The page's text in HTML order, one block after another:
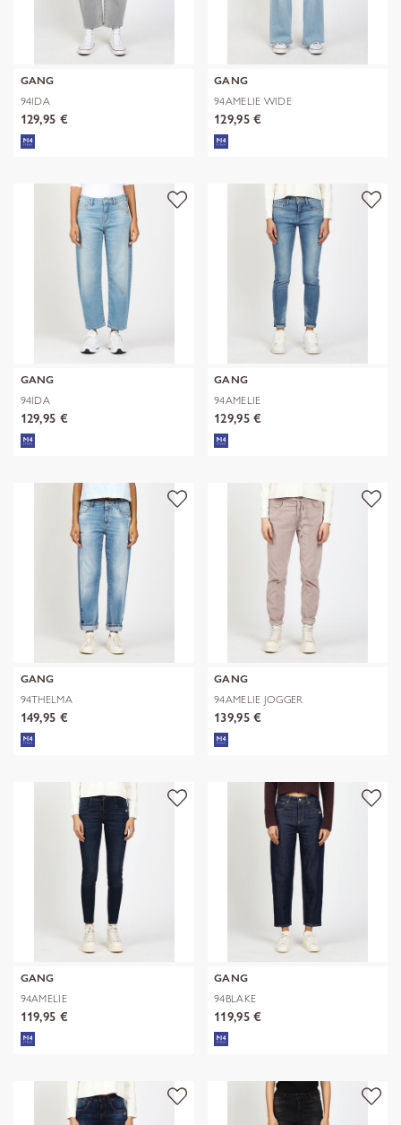
GANG
94IDA
129,95 €
GANG
94AMELIE WIDE
129,95 €
GANG
94IDA
129,95 €
GANG
94AMELIE
129,95 €
GANG
94THELMA
149,95 €
GANG
94AMELIE JOGGER
139,95 €
GANG
94AMELIE
119,95 €
GANG
94BLAKE
119,95 €